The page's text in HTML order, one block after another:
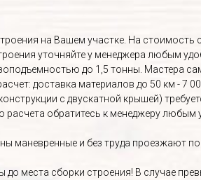
на Вашем участке. На стоимость
уточняйте у менеджера любым
до 1,5 тонны. Мастера
доставка материалов до 50 км - 7
с двускатной крышей)
расчета обратитесь к менеджеру любым
маневренные и без труда проезжают
до места сборки строения! В случае